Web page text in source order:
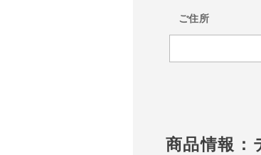
ご住所
商品情報：